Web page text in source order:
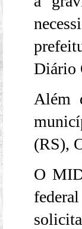
Diário
Além
(RS),
O